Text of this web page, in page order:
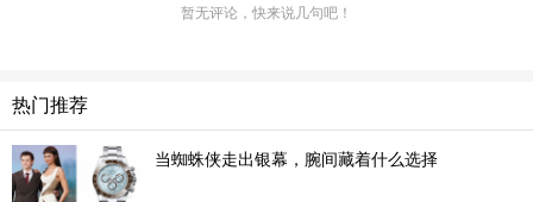
蓝色的表盘只有6、12点数字时标，在3点钟和9点钟分别
色和文化背景，正如沛纳海其中一项实用功能表冠护桥，
这也代表着一种传承。
结语：小三针表采用的小秒针设计不仅更适合超薄腕表的
暂无评论，快来说几句吧！
热门推荐
当蜘蛛侠走出银幕，腕间藏着什么选择